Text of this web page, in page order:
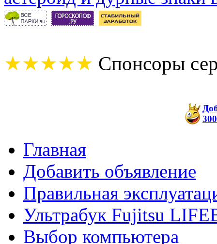
★★★★★ Спонсоры
Главная
Добавить объявление
Правильная
Ультрабук Fujitsu
Выбор компьютера